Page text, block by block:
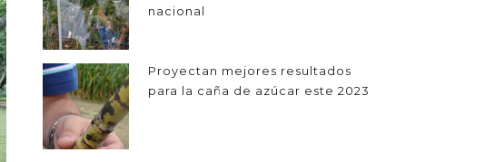
nacional
Proyectan mejores resultados
para la caña de azúcar este 2023